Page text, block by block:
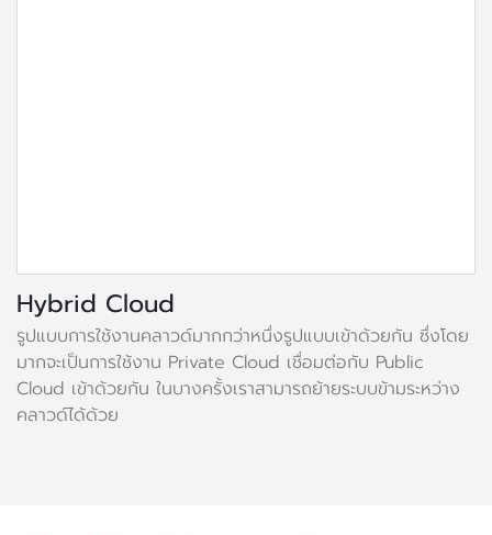
Hybrid Cloud
รูปแบบการใช้งานคลาวด์มากกว่าหนึ่งรูปแบบเข้าด้วยกัน ซึ่งโดย
มากจะเป็นการใช้งาน Private Cloud เชื่อมต่อกับ Public
Cloud เข้าด้วยกัน ในบางครั้งเราสามารถย้ายระบบข้ามระหว่าง
คลาวด์ได้ด้วย